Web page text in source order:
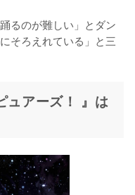
るのが難しい」とダン
そろえれている」と三
ュアーズ！ 』は